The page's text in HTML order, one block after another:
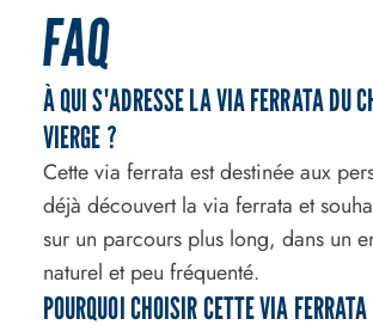
FAQ
À QUI S'ADRESSE LA VIA FERRATA DU
VIERGE ?
Cette via ferrata est destinée aux
déjà découvert la via ferrata et
sur un parcours plus long, dans un
naturel et peu fréquenté.
POURQUOI CHOISIR CETTE VIA